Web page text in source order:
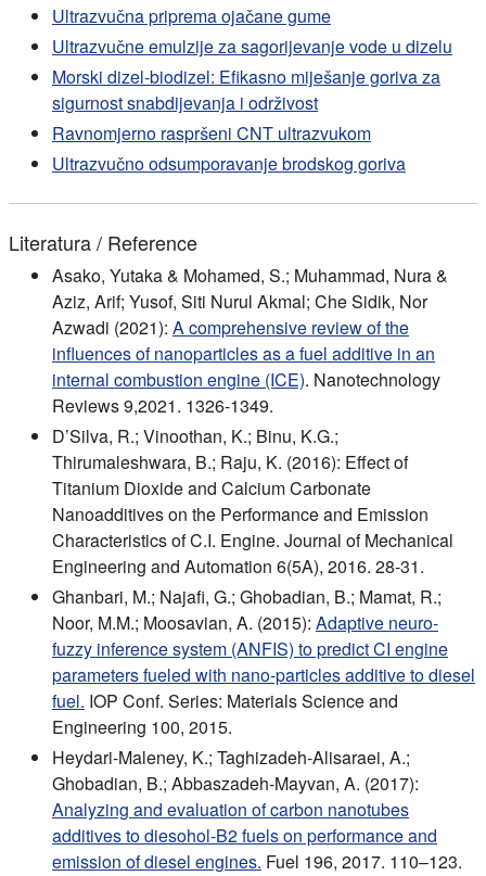
Ultrazvučna priprema ojačane gume
Ultrazvučne emulzije za sagorijevanje vode u dizelu
Morski dizel-biodizel: Efikasno miješanje goriva za
sigurnost snabdijevanja i održivost
Ravnomjerno raspršeni CNT ultrazvukom
Ultrazvučno odsumporavanje brodskog goriva
Literatura / Reference
Asako, Yutaka & Mohamed, S.; Muhammad, Nura &
Aziz, Arif; Yusof, Siti Nurul Akmal; Che Sidik, Nor
Azwadi (2021): A comprehensive review of the
influences of nanoparticles as a fuel additive in an
internal combustion engine (ICE). Nanotechnology
Reviews 9,2021. 1326-1349.
D’Silva, R.; Vinoothan, K.; Binu, K.G.;
Thirumaleshwara, B.; Raju, K. (2016): Effect of
Titanium Dioxide and Calcium Carbonate
Nanoadditives on the Performance and Emission
Characteristics of C.I. Engine. Journal of Mechanical
Engineering and Automation 6(5A), 2016. 28-31.
Ghanbari, M.; Najafi, G.; Ghobadian, B.; Mamat, R.;
Noor, M.M.; Moosavian, A. (2015): Adaptive neuro-
fuzzy inference system (ANFIS) to predict CI engine
parameters fueled with nano-particles additive to diesel
fuel. IOP Conf. Series: Materials Science and
Engineering 100, 2015.
Heydari-Maleney, K.; Taghizadeh-Alisaraei, A.;
Ghobadian, B.; Abbaszadeh-Mayvan, A. (2017):
Analyzing and evaluation of carbon nanotubes
additives to diesohol-B2 fuels on performance and
emission of diesel engines. Fuel 196, 2017. 110–123.